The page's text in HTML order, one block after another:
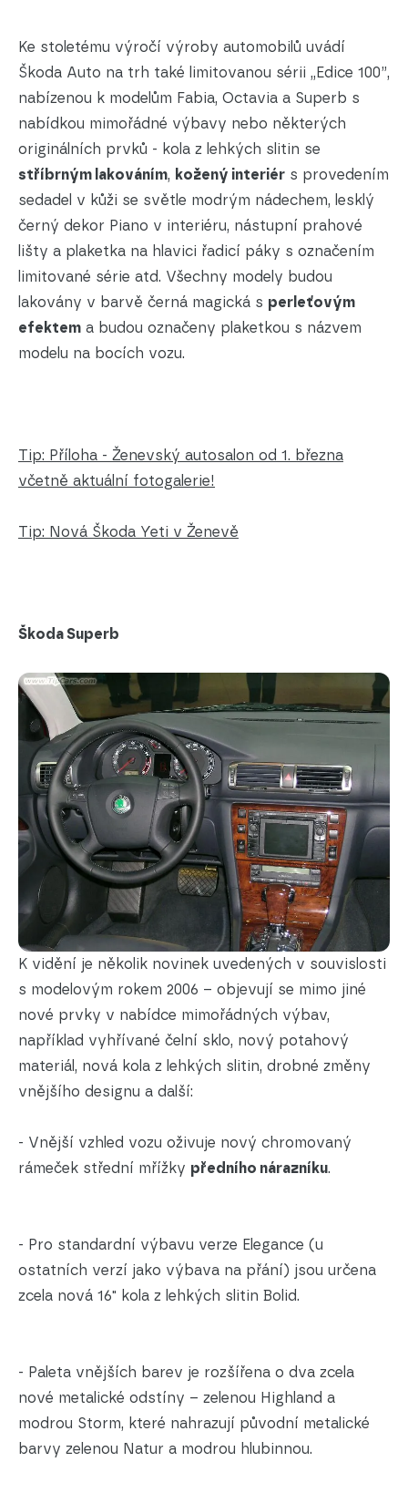
Ke stoletému výročí výroby automobilů uvádí
Škoda Auto na trh také limitovanou sérii „Edice 100”,
nabízenou k modelům Fabia, Octavia a Superb s
nabídkou mimořádné výbavy nebo některých
originálních prvků - kola z lehkých slitin se
stříbrným lakováním, kožený interiér s provedením
sedadel v kůži se světle modrým nádechem, lesklý
černý dekor Piano v interiéru, nástupní prahové
lišty a plaketka na hlavici řadicí páky s označením
limitované série atd. Všechny modely budou
lakovány v barvě černá magická s perleťovým
efektem a budou označeny plaketkou s názvem
modelu na bocích vozu.
Tip: Příloha - Ženevský autosalon od 1. března
včetně aktuální fotogalerie!
Tip: Nová Škoda Yeti v Ženevě
Škoda Superb
K vidění je několik novinek uvedených v souvislosti
s modelovým rokem 2006 – objevují se mimo jiné
nové prvky v nabídce mimořádných výbav,
například vyhřívané čelní sklo, nový potahový
materiál, nová kola z lehkých slitin, drobné změny
vnějšího designu a další:
- Vnější vzhled vozu oživuje nový chromovaný
rámeček střední mřížky předního nárazníku.
- Pro standardní výbavu verze Elegance (u
ostatních verzí jako výbava na přání) jsou určena
zcela nová 16" kola z lehkých slitin Bolid.
- Paleta vnějších barev je rozšířena o dva zcela
nové metalické odstíny – zelenou Highland a
modrou Storm, které nahrazují původní metalické
barvy zelenou Natur a modrou hlubinnou.